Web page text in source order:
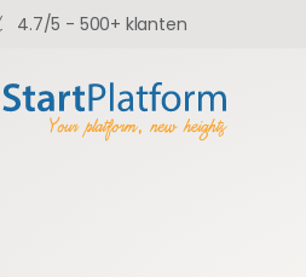
4.7/5 - 500+ klanten